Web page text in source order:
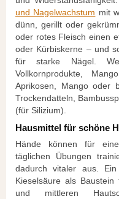
und Nagelwachstum mit
dünn, gerillt oder
oder rotes Fleisch einen
oder Kürbiskerne – und
für starke Nägel.
Vollkornprodukte,
Aprikosen, Mango oder
Trockendatteln,
(für Silizium).
Hausmittel für schöne
Hände können für
täglichen Übungen
dadurch vitaler aus.
Kieselsäure als
und mittleren